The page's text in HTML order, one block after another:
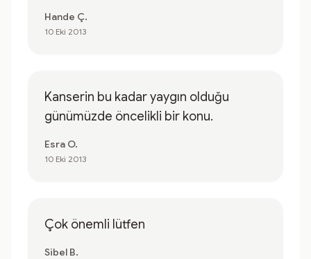
Hande Ç.
10 Eki 2013
Kanserin bu kadar yaygın olduğu
günümüzde öncelikli bir konu.
Esra O.
10 Eki 2013
Çok önemli lütfen
Sibel B.